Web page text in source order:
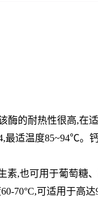
酶的耐热性很高,在
适温度85~94℃。
,也可用于葡萄糖
70°C,可适用于高达